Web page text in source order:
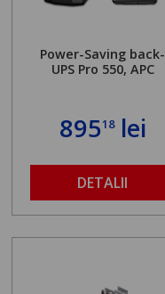
Power-Saving back-
UPS Pro 550, APC
89518lei
DETALII